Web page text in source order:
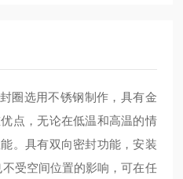
圈选用不锈钢制作，具有金
点，无论在低温和高温的情
。具有双向密封功能，安装
受空间位置的影响，可在任